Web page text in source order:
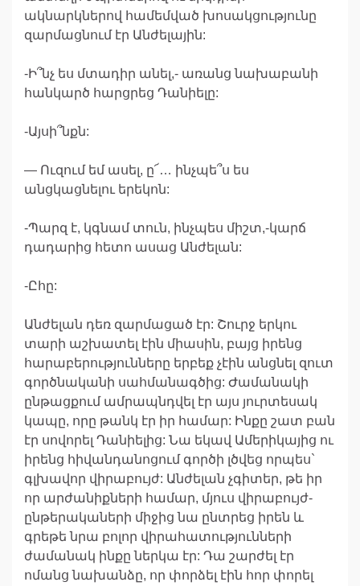
ակնարկներով համեմված խոսակցությունը
զարմացնում էր Անժելային:
-Ի՞նչ ես մտադիր անել,- առանց նախաբանի
հանկարծ հարցրեց Դանիելը:
-Այսի՞նքն:
— Ուզում եմ ասել, ը՜… ինչպե՞ս ես
անցկացնելու երեկոն:
-Պարզ է, կգնամ տուն, ինչպես միշտ,-կարճ
դադարից հետո ասաց Անժելան:
-Ըհը:
Անժելան դեռ զարմացած էր: Շուրջ երկու
տարի աշխատել էին միասին, բայց իրենց
հարաբերությունները երբեք չէին անցնել զուտ
գործնականի սահմանագծից: Ժամանակի
ընթացքում ամրապնդվել էր այս յուրտեսակ
կապը, որը թանկ էր իր համար: Ինքը շատ բան
էր սովորել Դանիելից: Նա եկավ Ամերիկայից ու
իրենց հիվանդանոցում գործի լծվեց որպես`
գլխավոր վիրաբույժ: Անժելան չգիտեր, թե իր
որ արժանիքների համար, մյուս վիրաբույժ-
ընթերակաների միջից նա ընտրեց իրեն և
գրեթե նրա բոլոր վիրահատությունների
ժամանակ ինքը ներկա էր: Դա շարժել էր
ոմանց նախանձը, որ փորձել էին հոր փորել